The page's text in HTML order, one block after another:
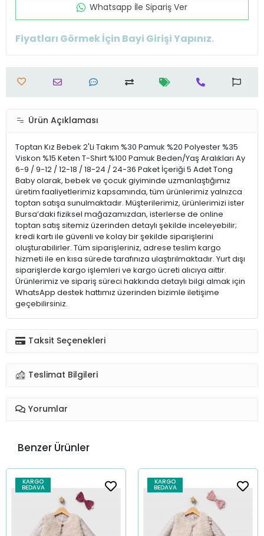
Whatsapp İle Sipariş Ver
Fiyatları Görmek İçin Bayi Girişi Yapınız.
Ürün Açıklaması
Toptan Kız Bebek 2'Li Takım %30 Pamuk %20 Polyester %35
Viskon %15 Keten T-Shirt %100 Pamuk Beden/Yaş Aralıkları Ay
6-9 / 9-12 / 12-18 / 18-24 / 24-36 Paket İçeriği 5 Adet Tong
Baby olarak, bebek ve çocuk giyiminde uzmanlaştığımız
üretim faaliyetlerimiz kapsamında, tüm ürünlerimiz yalnızca
toptan satışa sunulmaktadır. Müşterilerimiz, ürünlerimizi ister
Bursa’daki fiziksel mağazamızdan, isterlerse de online
toptan satış sitemiz üzerinden detaylı şekilde inceleyebilir;
kredi kartı ile güvenli ve kolay bir şekilde siparişlerini
oluşturabilirler. Tüm siparişleriniz, adrese teslim kargo
hizmeti ile en kısa sürede tarafınıza ulaştırılmaktadır. Yurt dışı
siparişlerde kargo işlemleri ve kargo ücreti alıcıya aittir.
Ürünlerimiz ve sipariş süreci hakkında detaylı bilgi almak için
WhatsApp destek hattımız üzerinden bizimle iletişime
geçebilirsiniz.
Taksit Seçenekleri
Teslimat Bilgileri
Yorumlar
Benzer Ürünler
KARGO
BEDAVA
KARGO
BEDAVA